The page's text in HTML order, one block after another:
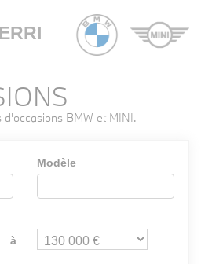
BMW et MINI.
Modèle
à